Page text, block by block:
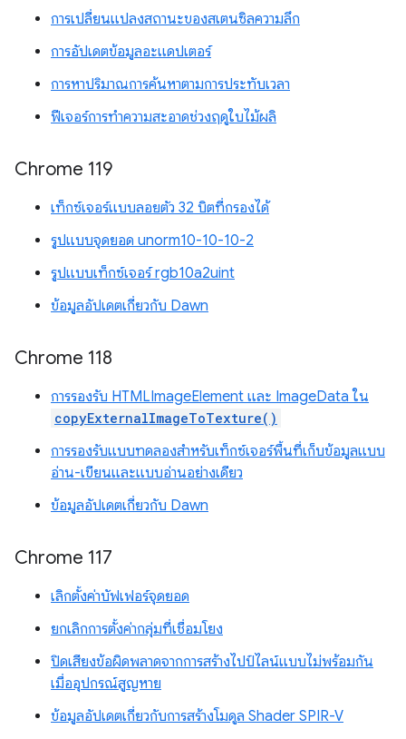
การเปลี่ยนแปลงสถานะของสเตนซิลความลึก
การอัปเดตข้อมูลอะแดปเตอร์
การหาปริมาณการค้นหาตามการประทับเวลา
ฟีเจอร์การทำความสะอาดช่วงฤดูใบไม้ผลิ
Chrome 119
เท็กซ์เจอร์แบบลอยตัว 32 บิตที่กรองได้
รูปแบบจุดยอด unorm10-10-10-2
รูปแบบเท็กซ์เจอร์ rgb10a2uint
ข้อมูลอัปเดตเกี่ยวกับ Dawn
Chrome 118
การรองรับ HTMLImageElement และ ImageData ใน
copyExternalImageToTexture()
การรองรับแบบทดลองสำหรับเท็กซ์เจอร์พื้นที่เก็บข้อมูลแบบ
อ่าน-เขียนและแบบอ่านอย่างเดียว
ข้อมูลอัปเดตเกี่ยวกับ Dawn
Chrome 117
เลิกตั้งค่าบัฟเฟอร์จุดยอด
ยกเลิกการตั้งค่ากลุ่มที่เชื่อมโยง
ปิดเสียงข้อผิดพลาดจากการสร้างไปป์ไลน์แบบไม่พร้อมกัน
เมื่ออุปกรณ์สูญหาย
ข้อมูลอัปเดตเกี่ยวกับการสร้างโมดูล Shader SPIR-V